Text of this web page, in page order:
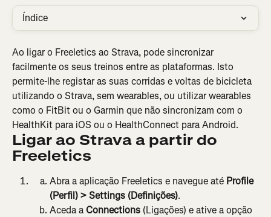
Índice
Ao ligar o Freeletics ao Strava, pode sincronizar
facilmente os seus treinos entre as plataformas. Isto
permite-lhe registar as suas corridas e voltas de bicicleta
utilizando o Strava, sem wearables, ou utilizar wearables
como o FitBit ou o Garmin que não sincronizam com o
HealthKit para iOS ou o HealthConnect para Android.
Ligar ao Strava a partir do
Freeletics
Abra a aplicação Freeletics e navegue até Profile
(Perfil) > Settings (Definições).
Aceda a Connections (Ligações) e ative a opção